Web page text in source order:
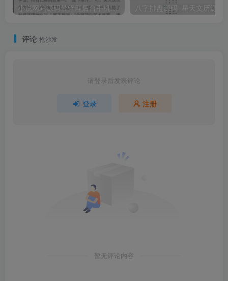
小说网站源码带管理后台手机端和采集
评论 抢沙发
请登录后发表评论
登录 注册
暂无评论内容